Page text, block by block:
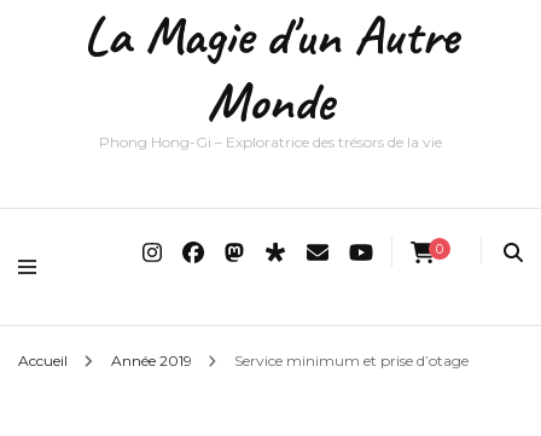
La Magie d'un Autre
Monde
Phong Hong-Gi – Exploratrice des trésors de la vie
0
Accueil Année 2019 Service minimum et prise d’otage